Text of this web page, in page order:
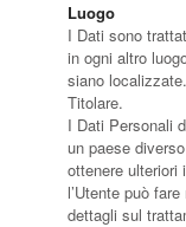
Luogo
I Dati sono
in ogni altro
siano
Titolare.
I Dati Personali
un paese
ottenere ulteriori
l’Utente può
dettagli sul